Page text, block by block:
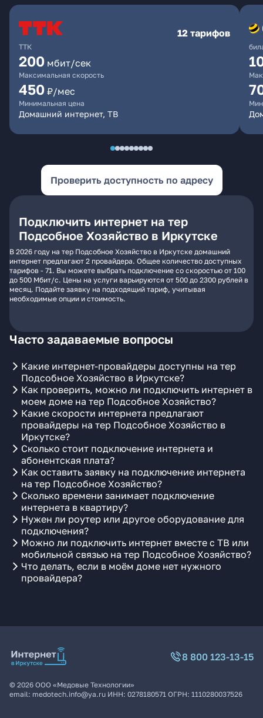
ТТК
12 тарифов
200 мбит/сек
Максимальная скорость
450 ₽/мес
Минимальная цена
Домашний интернет, ТВ
Проверить доступность по адресу
Подключить интернет на тер
Подсобное Хозяйство в Иркутске
В 2026 году на тер Подсобное Хозяйство в Иркутске домашний
интернет предлагают 2 провайдера. Общее количество доступных
тарифов - 71. Вы можете выбрать подключение со скоростью от 100
до 500 Мбит/с. Цены на услуги варьируются от 500 до 2300 рублей в
месяц. Подайте заявку на подходящий тариф, учитывая
необходимые опции и стоимость.
Часто задаваемые вопросы
Какие интернет-провайдеры доступны на тер
Подсобное Хозяйство в Иркутске?
Как проверить, можно ли подключить интернет в
моем доме на тер Подсобное Хозяйство?
Какие скорости интернета предлагают
провайдеры на тер Подсобное Хозяйство в
Иркутске?
Сколько стоит подключение интернета и
абонентская плата?
Как оставить заявку на подключение интернета
на тер Подсобное Хозяйство?
Сколько времени занимает подключение
интернета в квартиру?
Нужен ли роутер или другое оборудование для
подключения?
Можно ли подключить интернет вместе с ТВ или
мобильной связью на тер Подсобное Хозяйство?
Что делать, если в моём доме нет нужного
провайдера?
8 800 123-13-15
© 2026 ООО «Медовые Технологии»
email: medotech.info@ya.ru ИНН: 0278180571 ОГРН: 1110280037526